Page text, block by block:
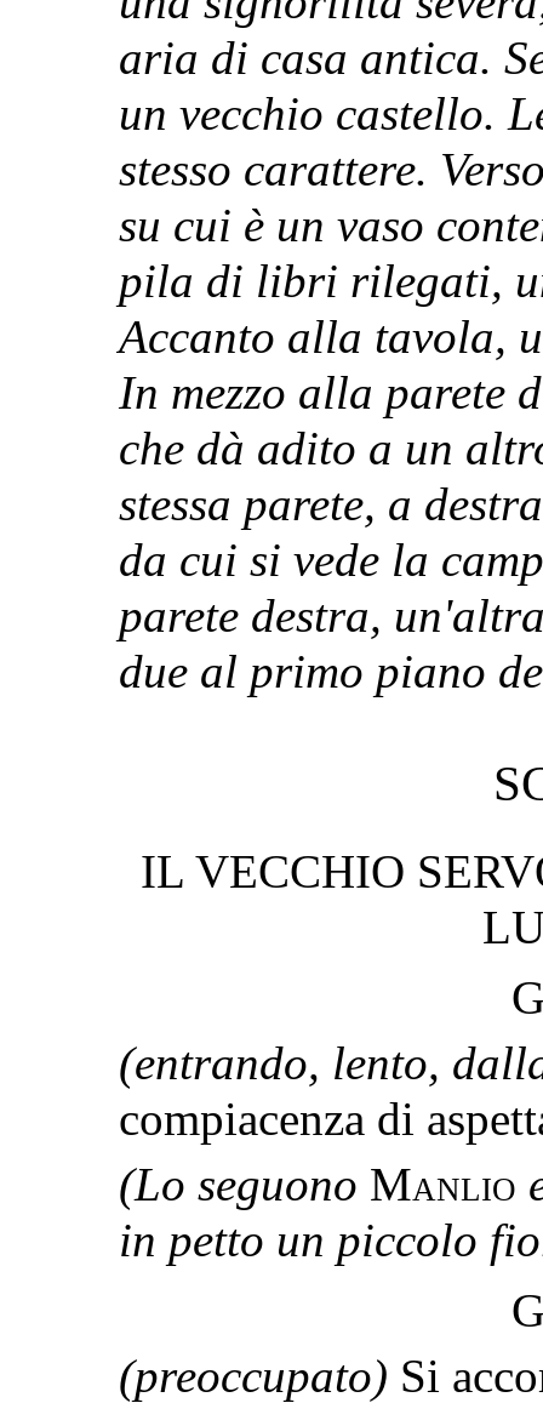
aria di casa antica.
un vecchio castello.
stesso carattere.
su cui è un vaso
pila di libri rilegati,
Accanto alla tavola,
In mezzo alla parete
che dà adito a un
stessa parete, a
da cui si vede la
parete destra,
due al primo piano
IL VECCHIO
(entrando, lento,
compiacenza di
(Lo seguono Manlio
in petto un piccolo
(preoccupato) Si